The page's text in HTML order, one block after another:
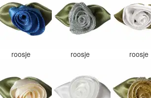
roosje roosje roosje